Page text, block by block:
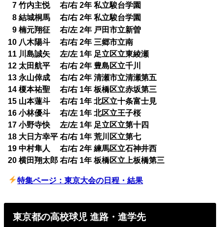
07 竹内主悦 右/右 2年 私立駿台学園
08 結城桐馬 右/右 2年 私立駿台学園
09 楠元翔征 右/左 2年 戸田市立新曽
10 八木陽斗 右/右 2年 三郷市立南
11 川島誠矢 左/左 1年 足立区立東綾瀬
12 太田航平 右/右 2年 豊島区立千川
13 永山倖成 右/右 2年 清瀬市立清瀬第五
14 榎本祐聖 右/右 1年 板橋区立赤坂第三
15 山本蓮斗 右/右 1年 北区立十条富士見
16 小林優斗 右/左 1年 北区立王子桜
17 小野寺快 左/左 1年 足立区立第十四
18 大日方幸平 右/右 1年 荒川区立第七
19 中村隼人 右/右 2年 練馬区立石神井西
20 横田翔太郎 右/右 1年 板橋区立上板橋第三
特集ページ：東京大会の日程・結果
東京都の高校球児 進路・進学先